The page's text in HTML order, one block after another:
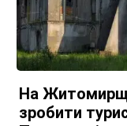
На
зробити